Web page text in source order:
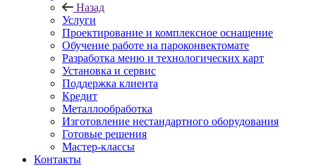
Назад
Услуги
Проектирование и комплексное оснащение
Обучение работе на пароконвектомате
Разработка меню и технологических карт
Установка и сервис
Поддержка клиента
Кредит
Металлообработка
Изготовление нестандартного оборудования
Готовые решения
Мастер-классы
Контакты